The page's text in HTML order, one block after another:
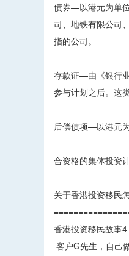
债券—以港元为单
司、地铁有限公司
指的公司。
存款证—由《银行
参与计划之后。这
后偿债项—以港元
合资格的集体投资
关于香港投资移民
香港投资移民故事4
客户G先生，自己